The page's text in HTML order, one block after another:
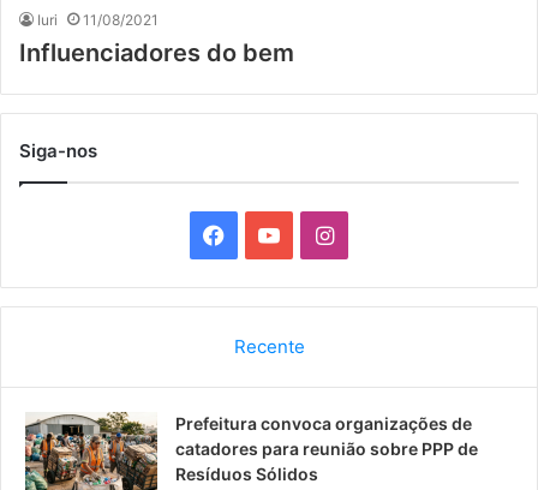
Iuri 11/08/2021
Influenciadores do bem
Siga-nos
a
b
o
o
u
b
I
n
a
Recente
Prefeitura convoca organizações de
catadores para reunião sobre PPP de
Resíduos Sólidos